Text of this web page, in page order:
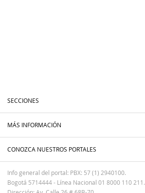
SECCIONES
MÁS INFORMACIÓN
CONOZCA NUESTROS PORTALES
Info general del portal: PBX: 57 (1) 2940100.
Bogotá 5714444 - Línea Nacional 01 8000 110 211.